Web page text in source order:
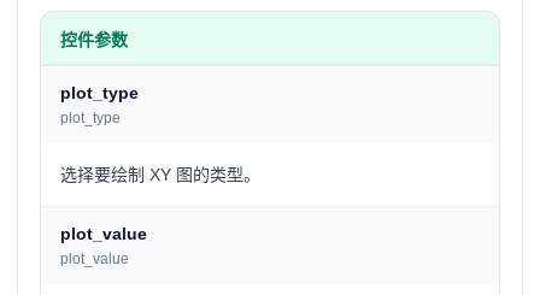
控件参数
plot_type
plot_type
选择要绘制 XY 图的类型。
plot_value
plot_value